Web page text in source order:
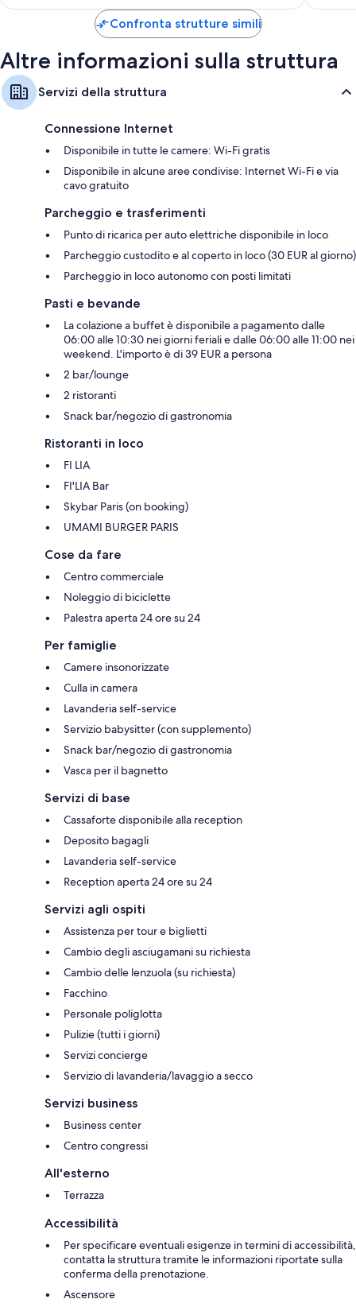
asciugacapelli
TV ad alta definizione da 48 pollici con servizi in streaming e canali
Guardaroba o armadi, bollitore elettrico e pulizie giornaliere
186 €
Confronta strutture simili
Altre informazioni sulla struttura
Servizi della struttura
Connessione Internet
Disponibile in tutte le camere: Wi-Fi gratis
Disponibile in alcune aree condivise: Internet Wi-Fi e via
cavo gratuito
Parcheggio e trasferimenti
Punto di ricarica per auto elettriche disponibile in loco
Parcheggio custodito e al coperto in loco (30 EUR al giorno)
Parcheggio in loco autonomo con posti limitati
Pasti e bevande
La colazione a buffet è disponibile a pagamento dalle
06:00 alle 10:30 nei giorni feriali e dalle 06:00 alle 11:00 nei
weekend. L'importo è di 39 EUR a persona
2 bar/lounge
2 ristoranti
Snack bar/negozio di gastronomia
Ristoranti in loco
FI LIA
FI'LIA Bar
Skybar Paris (on booking)
UMAMI BURGER PARIS
Cose da fare
Centro commerciale
Noleggio di biciclette
Palestra aperta 24 ore su 24
Per famiglie
Camere insonorizzate
Culla in camera
Lavanderia self-service
Servizio babysitter (con supplemento)
Snack bar/negozio di gastronomia
Vasca per il bagnetto
Servizi di base
Cassaforte disponibile alla reception
Deposito bagagli
Lavanderia self-service
Reception aperta 24 ore su 24
Servizi agli ospiti
Assistenza per tour e biglietti
Cambio degli asciugamani su richiesta
Cambio delle lenzuola (su richiesta)
Facchino
Personale poliglotta
Pulizie (tutti i giorni)
Servizi concierge
Servizio di lavanderia/lavaggio a secco
Servizi business
Business center
Centro congressi
All'esterno
Terrazza
Accessibilità
Per specificare eventuali esigenze in termini di accessibilità,
contatta la struttura tramite le informazioni riportate sulla
conferma della prenotazione.
Ascensore